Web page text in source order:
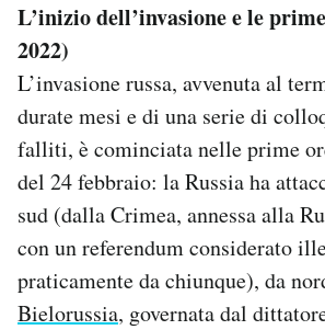
L’inizio dell’invasione e le
2022)
L’invasione russa, avvenuta al
durate mesi e di una serie di
falliti, è cominciata nelle prime
del 24 febbraio: la Russia ha
sud (dalla Crimea, annessa alla
con un referendum considerato
praticamente da chiunque), da
Bielorussia, governata dal